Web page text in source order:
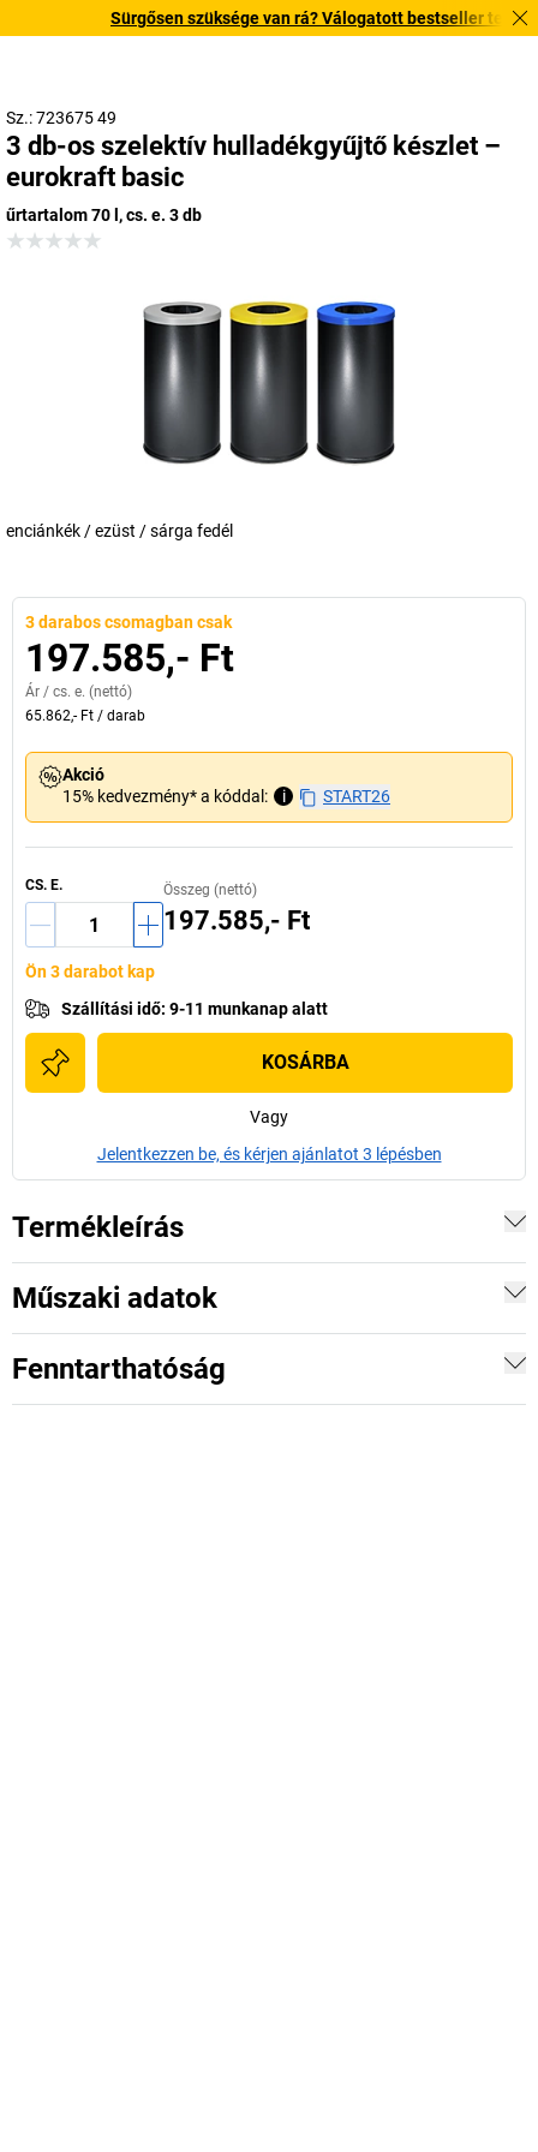
Sürgősen szüksége van rá? Válogatott bestseller
Sz.: 723675 49
3 db-os szelektív hulladékgyűjtő készlet –
eurokraft basic
űrtartalom 70 l, cs. e. 3 db
enciánkék / ezüst / sárga fedél
3 darabos csomagban csak
197.585,- Ft
Ár / cs. e. (nettó)
65.862,- Ft / darab
Akció
15% kedvezmény* a kóddal:
i START26
CS. E. Összeg (nettó)
197.585,- Ft
Ön 3 darabot kap
Szállítási idő: 9-11 munkanap alatt
KOSÁRBA
Vagy
Jelentkezzen be, és kérjen ajánlatot 3 lépésben
Termékleírás
Műszaki adatok
Fenntarthatóság